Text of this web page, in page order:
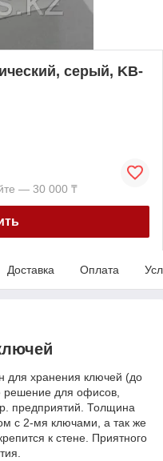
серый, KB-
— 30 000 ₸
Доставка Оплата
для хранения ключей (до
решение для офисов,
предприятий. Толщина
с 2-мя ключами, а так же
к стене. Приятного